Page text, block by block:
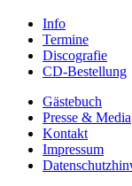
Info
Termine
Discografie
CD-Bestellung
Gästebuch
Presse & Media
Kontakt
Impressum